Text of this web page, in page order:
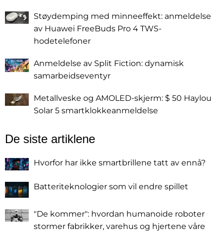
Støydemping med minneeffekt: anmeldelse
av Huawei FreeBuds Pro 4 TWS-
hodetelefoner
Anmeldelse av Split Fiction: dynamisk
samarbeidseventyr
Metallveske og AMOLED-skjerm: $ 50 Haylou
Solar 5 smartklokkeanmeldelse
De siste artiklene
Hvorfor har ikke smartbrillene tatt av ennå?
Batteriteknologier som vil endre spillet
"De kommer": hvordan humanoide roboter
stormer fabrikker, varehus og hjertene våre